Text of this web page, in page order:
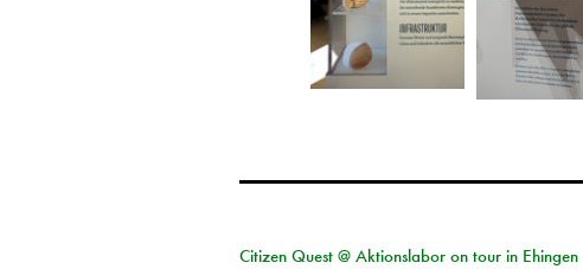
Citizen Quest @ Aktionslabor on tour in Ehingen